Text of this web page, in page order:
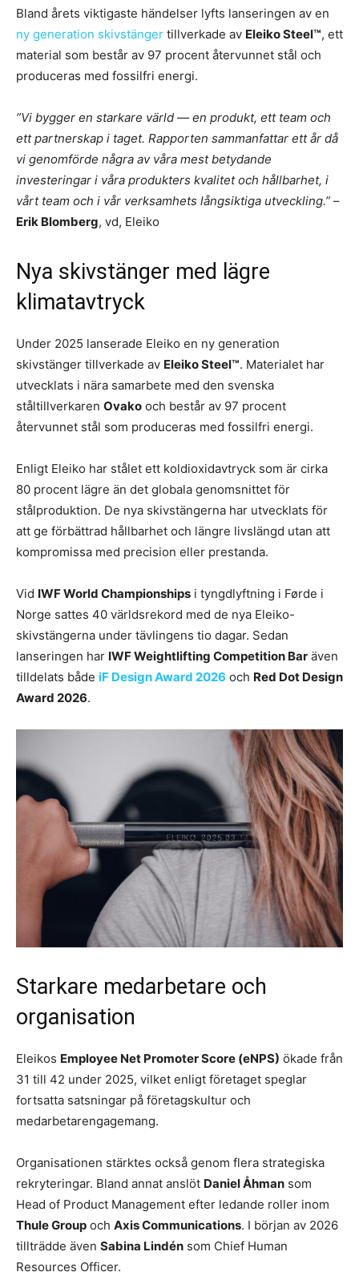
Bland årets viktigaste händelser lyfts lanseringen av en
ny generation skivstänger tillverkade av Eleiko Steel™, ett
material som består av 97 procent återvunnet stål och
produceras med fossilfri energi.
”Vi bygger en starkare värld — en produkt, ett team och
ett partnerskap i taget. Rapporten sammanfattar ett år då
vi genomförde några av våra mest betydande
investeringar i våra produkters kvalitet och hållbarhet, i
vårt team och i vår verksamhets långsiktiga utveckling.” –
Erik Blomberg, vd, Eleiko
Nya skivstänger med lägre
klimatavtryck
Under 2025 lanserade Eleiko en ny generation
skivstänger tillverkade av Eleiko Steel™. Materialet har
utvecklats i nära samarbete med den svenska
ståltillverkaren Ovako och består av 97 procent
återvunnet stål som produceras med fossilfri energi.
Enligt Eleiko har stålet ett koldioxidavtryck som är cirka
80 procent lägre än det globala genomsnittet för
stålproduktion. De nya skivstängerna har utvecklats för
att ge förbättrad hållbarhet och längre livslängd utan att
kompromissa med precision eller prestanda.
Vid IWF World Championships i tyngdlyftning i Førde i
Norge sattes 40 världsrekord med de nya Eleiko-
skivstängerna under tävlingens tio dagar. Sedan
lanseringen har IWF Weightlifting Competition Bar även
tilldelats både iF Design Award 2026 och Red Dot Design
Award 2026.
Starkare medarbetare och
organisation
Eleikos Employee Net Promoter Score (eNPS) ökade från
31 till 42 under 2025, vilket enligt företaget speglar
fortsatta satsningar på företagskultur och
medarbetarengagemang.
Organisationen stärktes också genom flera strategiska
rekryteringar. Bland annat anslöt Daniel Åhman som
Head of Product Management efter ledande roller inom
Thule Group och Axis Communications. I början av 2026
tillträdde även Sabina Lindén som Chief Human
Resources Officer.